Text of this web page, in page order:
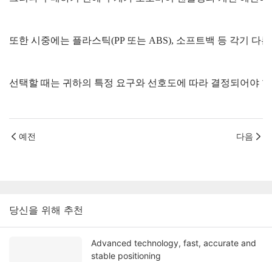
예전 다음
당신을 위해 추천
Advanced technology, fast, accurate and
stable positioning